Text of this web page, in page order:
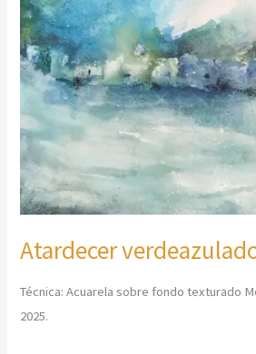
Atardecer
Técnica: Acuarela sobre fondo texturado
2025.